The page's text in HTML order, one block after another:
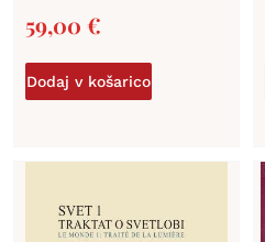
59,00 €
Dodaj v košarico